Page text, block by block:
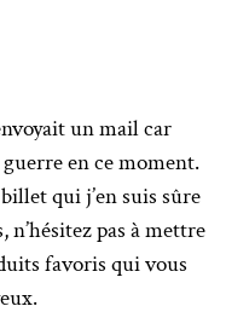
un mail car
guerre en ce moment.
qui j’en suis sûre
n’hésitez pas à mettre
favoris qui vous